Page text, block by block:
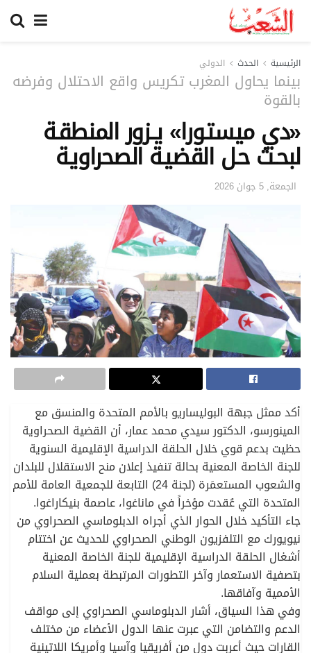
الرئيسية الحدث الدولي
بينما يحاول المغرب تكريس واقع الاحتلال وفرضه
بالقوة
«دي ميستـورا» يــزور المنطقـة
لبحـث حـل القضيـة الصحراويـة
الجمعة, 5 جوان 2026
أكد ممثل جبهة البوليساريو بالأمم المتحدة والمنسق مع
المينورسو، الدكتور سيدي محمد عمار، أن القضية الصحراوية
حظيت بدعم قوي خلال الحلقة الدراسية الإقليمية السنوية
للجنة الخاصة المعنية بحالة تنفيذ إعلان منح الاستقلال للبلدان
والشعوب المستعمَرة (لجنة 24) التابعة للجمعية العامة للأمم
المتحدة التي عُقدت مؤخراً في ماناغوا، عاصمة بنيكاراغوا.
جاء التأكيد خلال الحوار الذي أجراه الدبلوماسي الصحراوي من
نيويورك مع التلفزيون الوطني الصحراوي للحديث عن اختتام
أشغال الحلقة الدراسية الإقليمية للجنة الخاصة المعنية
بتصفية الاستعمار وآخر التطورات المرتبطة بعملية السلام
الأممية وآفاقها.
وفي هذا السياق، أشار الدبلوماسي الصحراوي إلى مواقف
الدعم والتضامن التي عبرت عنها الدول الأعضاء من مختلف
القارات حيث أعربت دول من أفريقيا وآسيا وأمريكا اللاتينية